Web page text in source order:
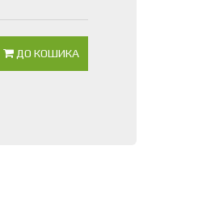
ДО КОШИКА